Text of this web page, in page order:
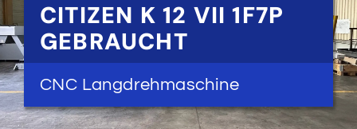
ÜBER UNS
NEWS
CITIZEN K 12 VII 1F7P
GEBRAUCHT
CNC Langdrehmaschine